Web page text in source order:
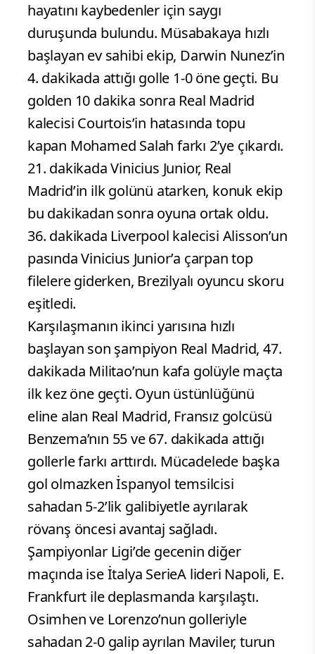
hayatını kaybedenler için saygı
duruşunda bulundu. Müsabakaya hızlı
başlayan ev sahibi ekip, Darwin Nunez’in
4. dakikada attığı golle 1-0 öne geçti. Bu
golden 10 dakika sonra Real Madrid
kalecisi Courtois’in hatasında topu
kapan Mohamed Salah farkı 2’ye çıkardı.
21. dakikada Vinicius Junior, Real
Madrid’in ilk golünü atarken, konuk ekip
bu dakikadan sonra oyuna ortak oldu.
36. dakikada Liverpool kalecisi Alisson’un
pasında Vinicius Junior’a çarpan top
filelere giderken, Brezilyalı oyuncu skoru
eşitledi.
Karşılaşmanın ikinci yarısına hızlı
başlayan son şampiyon Real Madrid, 47.
dakikada Militao’nun kafa golüyle maçta
ilk kez öne geçti. Oyun üstünlüğünü
eline alan Real Madrid, Fransız golcüsü
Benzema’nın 55 ve 67. dakikada attığı
gollerle farkı arttırdı. Mücadelede başka
gol olmazken İspanyol temsilcisi
sahadan 5-2’lik galibiyetle ayrılarak
rövanş öncesi avantaj sağladı.
Şampiyonlar Ligi’de gecenin diğer
maçında ise İtalya SerieA lideri Napoli, E.
Frankfurt ile deplasmanda karşılaştı.
Osimhen ve Lorenzo’nun golleriyle
sahadan 2-0 galip ayrılan Maviler, turun